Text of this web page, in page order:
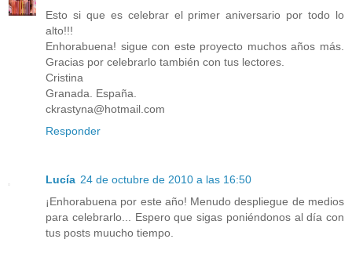
Esto si que es celebrar el primer aniversario por todo lo
alto!!!
Enhorabuena! sigue con este proyecto muchos años más.
Gracias por celebrarlo también con tus lectores.
Cristina
Granada. España.
ckrastyna@hotmail.com
Responder
Lucía 24 de octubre de 2010 a las 16:50
¡Enhorabuena por este año! Menudo despliegue de medios
para celebrarlo... Espero que sigas poniéndonos al día con
tus posts muucho tiempo.